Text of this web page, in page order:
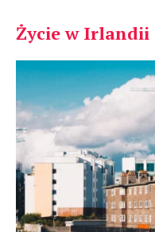
Życie w Irlandii